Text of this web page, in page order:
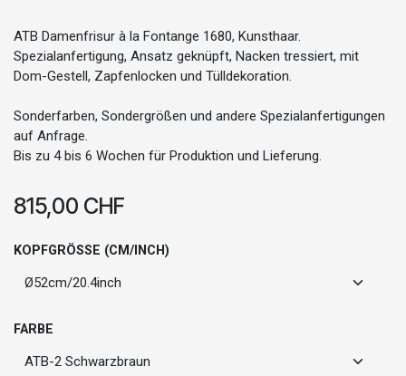
ATB Damenfrisur à la Fontange 1680, Kunsthaar.
Spezialanfertigung, Ansatz geknüpft, Nacken tressiert, mit
Dom-Gestell, Zapfenlocken und Tülldekoration.
Sonderfarben, Sondergrößen und andere Spezialanfertigungen
auf Anfrage.
Bis zu 4 bis 6 Wochen für Produktion und Lieferung.
815,00 CHF
KOPFGRÖSSE (CM/INCH)
FARBE